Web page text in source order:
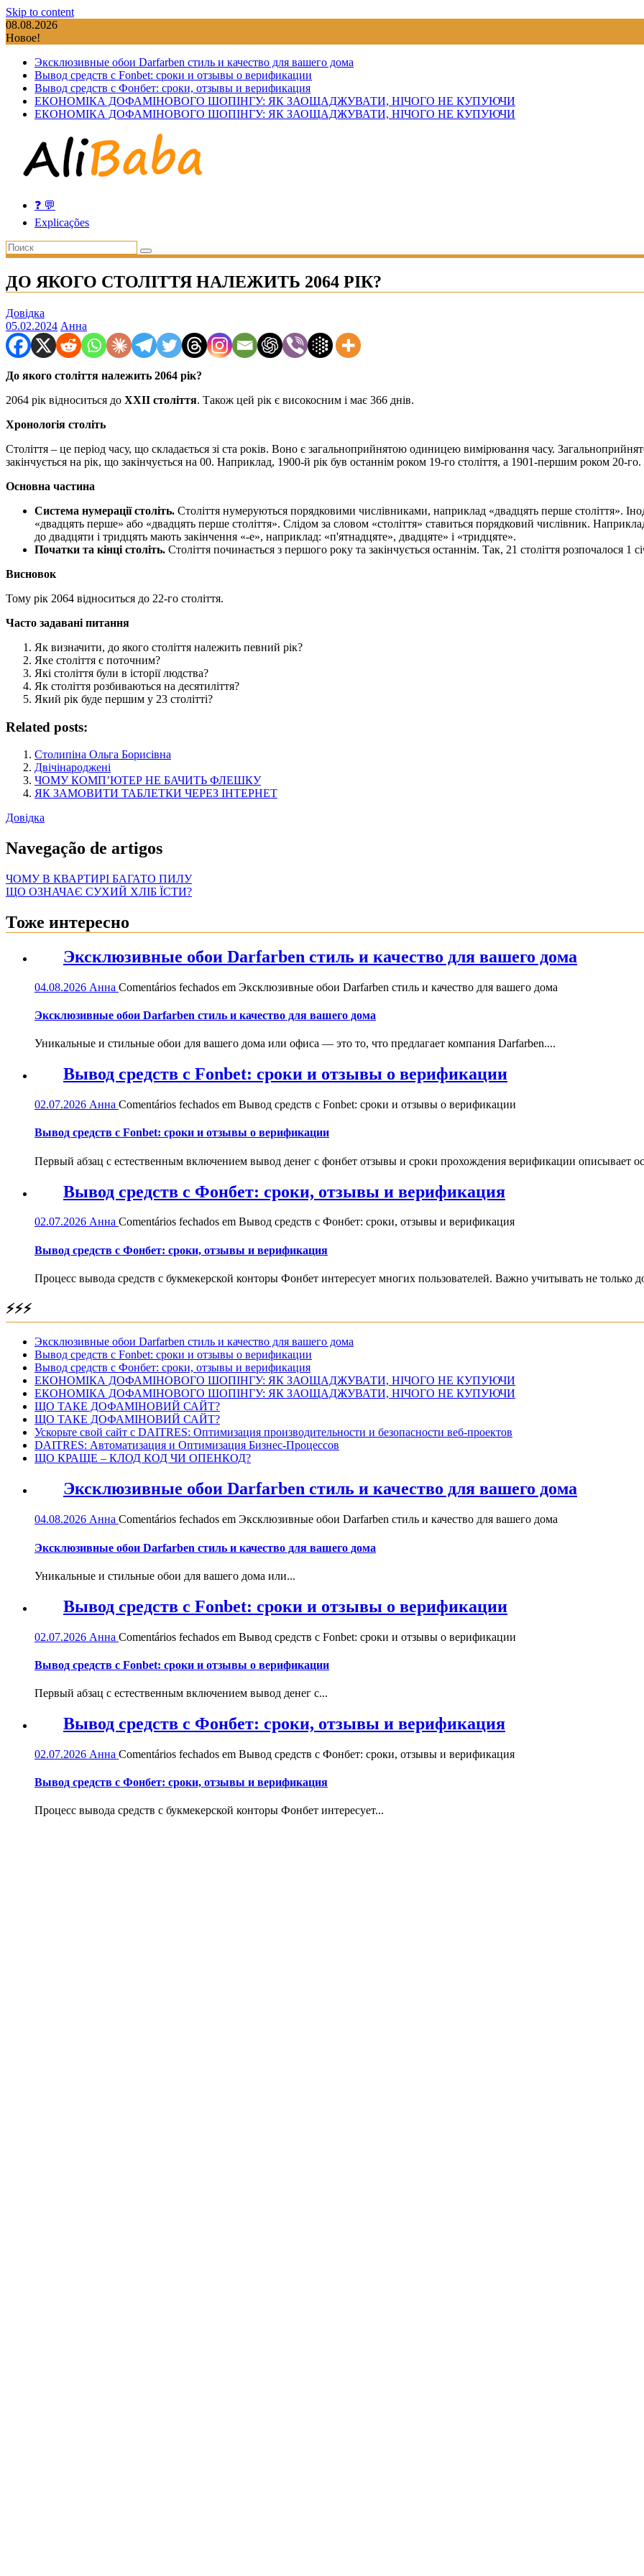
Skip to content
08.08.2026
Новое!
Эксклюзивные обои Darfarben стиль и качество для вашего дома
Вывод средств с Fonbet: сроки и отзывы о верификации
Вывод средств с Фонбет: сроки, отзывы и верификация
ЕКОНОМІКА ДОФАМІНОВОГО ШОПІНГУ: ЯК ЗАОЩАДЖУВАТИ, НІЧОГО НЕ КУПУЮЧИ
ЕКОНОМІКА ДОФАМІНОВОГО ШОПІНГУ: ЯК ЗАОЩАДЖУВАТИ, НІЧОГО НЕ КУПУЮЧИ
❓ 💬
Explicações
ДО ЯКОГО СТОЛІТТЯ НАЛЕЖИТЬ 2064 РІК?
Довідка
05.02.2024 Анна
До якого століття належить 2064 рік?
2064 рік відноситься до XXII століття. Також цей рік є високосним і має 366 днів.
Хронологія століть
Століття – це період часу, що складається зі ста років. Воно є загальноприйнятою одиницею вимірювання часу.
закінчується на рік, що закінчується на 00. Наприклад, 1900-й рік був останнім роком 19-го століття, а 1901-першим роком 20-го.
Основна частина
Система нумерації століть. Століття нумеруються порядковими числівниками, наприклад «двадцять перше століття».
«двадцять перше» або «двадцять перше століття». Слідом за словом «століття» ставиться порядковий числівник.
до двадцяти і тридцять мають закінчення «-е», наприклад: «п'ятнадцяте», двадцяте» і «тридцяте».
Початки та кінці століть. Століття починається з першого року та закінчується останнім. Так, 21 століття розпочалося 1
Висновок
Тому рік 2064 відноситься до 22-го століття.
Часто задавані питання
Як визначити, до якого століття належить певний рік?
Яке століття є поточним?
Які століття були в історії людства?
Як століття розбиваються на десятиліття?
Який рік буде першим у 23 столітті?
Related posts:
Столипіна Ольга Борисівна
Двічінароджені
ЧОМУ КОМП’ЮТЕР НЕ БАЧИТЬ ФЛЕШКУ
ЯК ЗАМОВИТИ ТАБЛЕТКИ ЧЕРЕЗ ІНТЕРНЕТ
Довідка
Navegação de artigos
ЧОМУ В КВАРТИРІ БАГАТО ПИЛУ
ЩО ОЗНАЧАЄ СУХИЙ ХЛІБ ЇСТИ?
Тоже интересно
Эксклюзивные обои Darfarben стиль и качество для вашего дома
04.08.2026 Анна Comentários fechados em Эксклюзивные обои Darfarben стиль и качество для вашего дома
Эксклюзивные обои Darfarben стиль и качество для вашего дома
Уникальные и стильные обои для вашего дома или офиса — это то, что предлагает компания Darfarben....
Вывод средств с Fonbet: сроки и отзывы о верификации
02.07.2026 Анна Comentários fechados em Вывод средств с Fonbet: сроки и отзывы о верификации
Вывод средств с Fonbet: сроки и отзывы о верификации
Первый абзац с естественным включением вывод денег с фонбет отзывы и сроки прохождения верификации описывает
Вывод средств с Фонбет: сроки, отзывы и верификация
02.07.2026 Анна Comentários fechados em Вывод средств с Фонбет: сроки, отзывы и верификация
Вывод средств с Фонбет: сроки, отзывы и верификация
Процесс вывода средств с букмекерской конторы Фонбет интересует многих пользователей. Важно учитывать не только
⚡⚡⚡
Эксклюзивные обои Darfarben стиль и качество для вашего дома
Вывод средств с Fonbet: сроки и отзывы о верификации
Вывод средств с Фонбет: сроки, отзывы и верификация
ЕКОНОМІКА ДОФАМІНОВОГО ШОПІНГУ: ЯК ЗАОЩАДЖУВАТИ, НІЧОГО НЕ КУПУЮЧИ
ЕКОНОМІКА ДОФАМІНОВОГО ШОПІНГУ: ЯК ЗАОЩАДЖУВАТИ, НІЧОГО НЕ КУПУЮЧИ
ЩО ТАКЕ ДОФАМІНОВИЙ САЙТ?
ЩО ТАКЕ ДОФАМІНОВИЙ САЙТ?
Ускорьте свой сайт с DAITRES: Оптимизация производительности и безопасности веб-проектов
DAITRES: Автоматизация и Оптимизация Бизнес-Процессов
ЩО КРАЩЕ – КЛОД КОД ЧИ ОПЕНКОД?
Эксклюзивные обои Darfarben стиль и качество для вашего дома
04.08.2026 Анна Comentários fechados em Эксклюзивные обои Darfarben стиль и качество для вашего дома
Эксклюзивные обои Darfarben стиль и качество для вашего дома
Уникальные и стильные обои для вашего дома или...
Вывод средств с Fonbet: сроки и отзывы о верификации
02.07.2026 Анна Comentários fechados em Вывод средств с Fonbet: сроки и отзывы о верификации
Вывод средств с Fonbet: сроки и отзывы о верификации
Первый абзац с естественным включением вывод денег с...
Вывод средств с Фонбет: сроки, отзывы и верификация
02.07.2026 Анна Comentários fechados em Вывод средств с Фонбет: сроки, отзывы и верификация
Вывод средств с Фонбет: сроки, отзывы и верификация
Процесс вывода средств с букмекерской конторы Фонбет интересует...